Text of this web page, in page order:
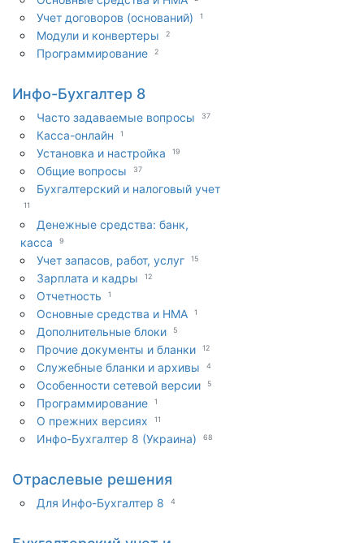
Учет договоров (оснований) 1
Модули и конвертеры 2
Программирование 2
Инфо-Бухгалтер 8
Часто задаваемые вопросы 37
Касса-онлайн 1
Установка и настройка 19
Общие вопросы 37
Бухгалтерский и налоговый учет
11
Денежные средства: банк,
касса
9
Учет запасов, работ, услуг 15
Зарплата и кадры 12
Отчетность 1
Основные средства и НМА 1
Дополнительные блоки 5
Прочие документы и бланки 12
Служебные бланки и архивы 4
Особенности сетевой версии 5
Программирование 1
О прежних версиях 11
Инфо-Бухгалтер 8 (Украина) 68
Отраслевые решения
Для Инфо-Бухгалтер 8 4